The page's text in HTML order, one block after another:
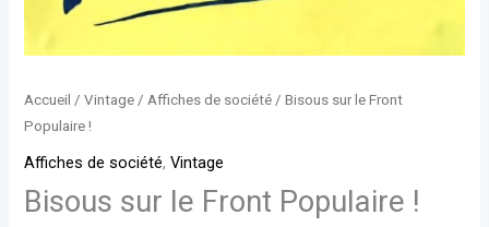
Accueil /Vintage /Affiches de société / Bisous sur le Front
Populaire !
Affiches de société,Vintage
Bisous sur le Front Populaire !